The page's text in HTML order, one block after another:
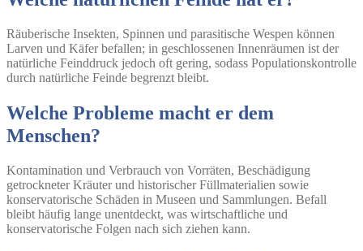
Räuberische Insekten, Spinnen und parasitische Wespen können
Larven und Käfer befallen; in geschlossenen Innenräumen ist der
natürliche Feinddruck jedoch oft gering, sodass Populationskontrolle
durch natürliche Feinde begrenzt bleibt.
Welche Probleme macht er dem
Menschen?
Kontamination und Verbrauch von Vorräten, Beschädigung
getrockneter Kräuter und historischer Füllmaterialien sowie
konservatorische Schäden in Museen und Sammlungen. Befall
bleibt häufig lange unentdeckt, was wirtschaftliche und
konservatorische Folgen nach sich ziehen kann.